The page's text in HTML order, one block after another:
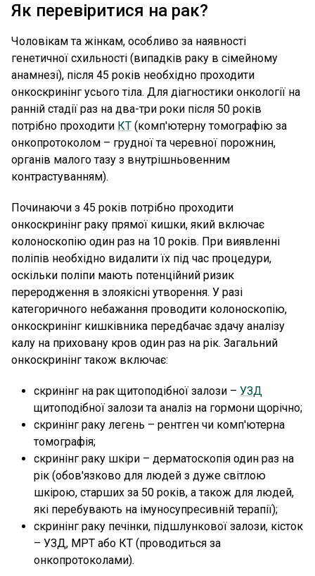
Як перевіритися на рак?
Чоловікам та жінкам, особливо за наявності
генетичної схильності (випадків раку в сімейному
анамнезі), після 45 років необхідно проходити
онкоскринінг усього тіла. Для діагностики онкології на
ранній стадії раз на два-три роки після 50 років
потрібно проходити КТ (комп'ютерну томографію за
онкопротоколом – грудної та черевної порожнин,
органів малого тазу з внутрішньовенним
контрастуванням).
Починаючи з 45 років потрібно проходити
онкоскринінг раку прямої кишки, який включає
колоноскопію один раз на 10 років. При виявленні
поліпів необхідно видалити їх під час процедури,
оскільки поліпи мають потенційний ризик
переродження в злоякісні утворення. У разі
категоричного небажання проводити колоноскопію,
онкоскринінг кишківника передбачає здачу аналізу
калу на приховану кров один раз на рік. Загальний
онкоскринінг також включає:
скринінг на рак щитоподібної залози – УЗД
щитоподібної залози та аналіз на гормони щорічно;
скринінг раку легень – рентген чи комп'ютерна
томографія;
скринінг раку шкіри – дерматоскопія один раз на
рік (обов'язково для людей з дуже світлою
шкірою, старших за 50 років, а також для людей,
які перебувають на імуносупресивній терапії);
скринінг раку печінки, підшлункової залози, кісток
– УЗД, МРТ або КТ (проводиться за
онкопротоколами).